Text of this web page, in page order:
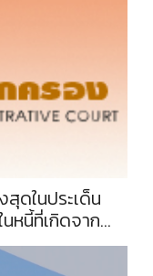
ดในประเด็น
หนี้ที่เกิดจาก